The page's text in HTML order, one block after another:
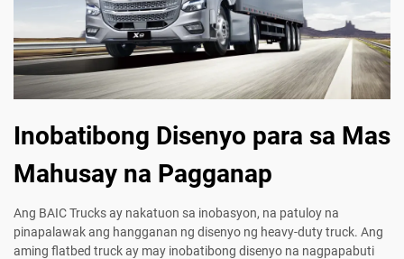
Inobatibong Disenyo para sa Mas
Mahusay na Pagganap
Ang BAIC Trucks ay nakatuon sa inobasyon, na patuloy na
pinapalawak ang hangganan ng disenyo ng heavy-duty truck. Ang
aming flatbed truck ay may inobatibong disenyo na nagpapabuti